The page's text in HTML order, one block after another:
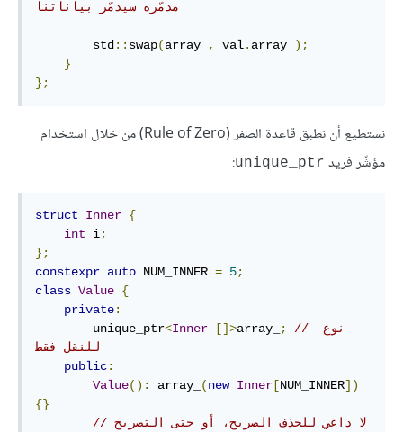
مدمّره سيدمّر بياناتنا
        std
:: swap(array_ , val. array_
);
}
};
نستطيع أن نطبق قاعدة الصفر (Rule of Zero) من خلال استخدام
مؤشّر فريد ‎unique_ptr‎
:
struct Inner {
int i;
};
constexpr auto NUM_INNER = 5;
class Value {
private:
        unique_ptr
<Inner []>array_ ;
// نوع
للنقل فقط
public:
Value(): array_ (new Inner [NUM_INNER])
{}
// لا داعي للحذف الصريح، أو حتى التصريح